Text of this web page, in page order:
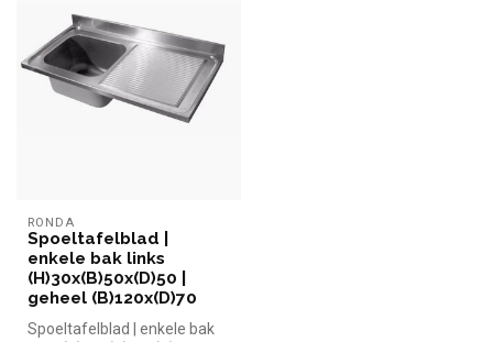
RONDA
Spoeltafelblad |
enkele bak links
(H)30x(B)50x(D)50 |
geheel (B)120x(D)70
Spoeltafelblad | enkele bak